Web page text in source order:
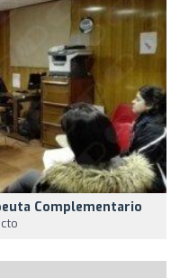
Complementario